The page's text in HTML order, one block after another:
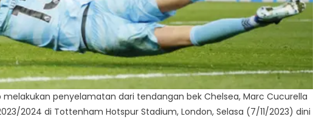
penyelamatan dari tendangan bek Chelsea, Marc Cucurella
2024 di Tottenham Hotspur Stadium, London, Selasa (7/11/2023) dini